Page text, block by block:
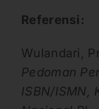
Referensi:
Wulandari,
Pedoman
ISBN/ISMN,